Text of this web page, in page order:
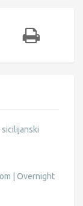
| Overnight